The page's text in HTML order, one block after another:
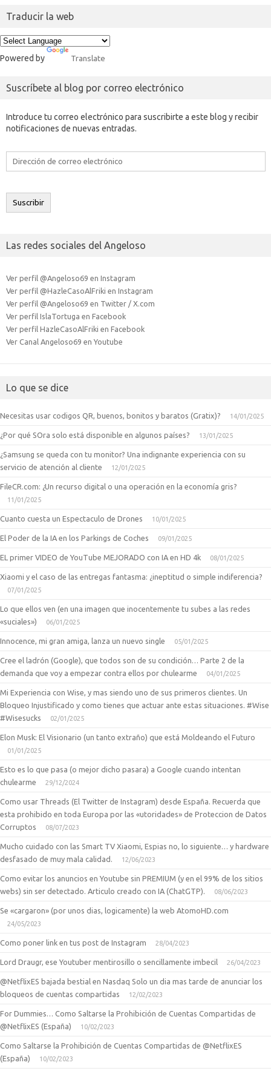
Traducir la web
Powered by Translate
Suscríbete al blog por correo electrónico
Introduce tu correo electrónico para suscribirte a este blog y recibir
notificaciones de nuevas entradas.
Dirección
electrónico
Suscribir
Las redes sociales del Angeloso
Ver perfil @Angeloso69 en Instagram
Ver perfil @HazleCasoAlFriki en Instagram
Ver perfil @Angeloso69 en Twitter / X.com
Ver perfil IslaTortuga en Facebook
Ver perfil HazleCasoAlFriki en Facebook
Ver Canal Angeloso69 en Youtube
Lo que se dice
Necesitas usar codigos QR, buenos, bonitos y baratos (Gratix)? 14/01/2025
¿Por qué SOra solo está disponible en algunos países? 13/01/2025
¿Samsung se queda con tu monitor? Una indignante experiencia con su
servicio de atención al cliente
12/01/2025
FileCR.com: ¿Un recurso digital o una operación en la economía gris?
11/01/2025
Cuanto cuesta un Espectaculo de Drones 10/01/2025
El Poder de la IA en los Parkings de Coches 09/01/2025
EL primer VIDEO de YouTube MEJORADO con IA en HD 4k 08/01/2025
Xiaomi y el caso de las entregas fantasma: ¿ineptitud o simple indiferencia?
07/01/2025
Lo que ellos ven (en una imagen que inocentemente tu subes a las redes
«suciales»)
06/01/2025
Innocence, mi gran amiga, lanza un nuevo single 05/01/2025
Cree el ladrón (Google), que todos son de su condición… Parte 2 de la
demanda que voy a empezar contra ellos por chulearme
04/01/2025
Mi Experiencia con Wise, y mas siendo uno de sus primeros clientes. Un
Bloqueo Injustificado y como tienes que actuar ante estas situaciones. #Wise
#Wisesucks
02/01/2025
Elon Musk: El Visionario (un tanto extraño) que está Moldeando el Futuro
01/01/2025
Esto es lo que pasa (o mejor dicho pasara) a Google cuando intentan
chulearme
29/12/2024
Como usar Threads (El Twitter de Instagram) desde España. Recuerda que
esta prohibido en toda Europa por las «utoridades» de Proteccion de Datos
Corruptos
08/07/2023
Mucho cuidado con las Smart TV Xiaomi, Espias no, lo siguiente… y hardware
desfasado de muy mala calidad.
12/06/2023
Como evitar los anuncios en Youtube sin PREMIUM (y en el 99% de los sitios
webs) sin ser detectado. Articulo creado con IA (ChatGTP).
08/06/2023
Se «cargaron» (por unos dias, logicamente) la web AtomoHD.com
24/05/2023
Como poner link en tus post de Instagram 28/04/2023
Lord Draugr, ese Youtuber mentirosillo o sencillamente imbecil 26/04/2023
@NetflixES bajada bestial en Nasdaq Solo un dia mas tarde de anunciar los
bloqueos de cuentas compartidas
12/02/2023
For Dummies… Como Saltarse la Prohibición de Cuentas Compartidas de
@NetflixES (España)
10/02/2023
Como Saltarse la Prohibición de Cuentas Compartidas de @NetflixES
(España)
10/02/2023